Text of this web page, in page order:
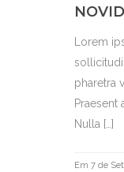
Lorem
pharetra
Praesent
Nulla […]
Em 7 de